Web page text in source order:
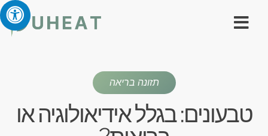
תזונה בריאה
טבעונים: בגלל אידיאולוגיה או